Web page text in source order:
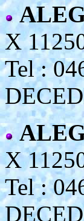
X
Tel :
X
Tel :